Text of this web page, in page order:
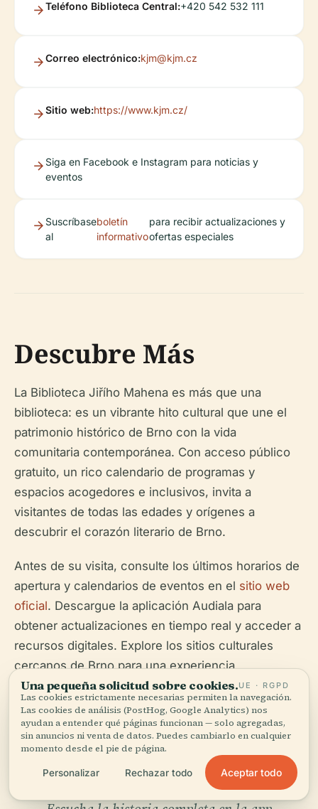
Teléfono Biblioteca Central:+420 542 532 111
Correo electrónico:kjm@kjm.cz
Sitio web:https://www.kjm.cz/
Siga en Facebook e Instagram para noticias y
eventos
Suscríbase
al
boletín
informativo
para recibir actualizaciones y
ofertas especiales
Descubre Más
La Biblioteca Jiřího Mahena es más que una
biblioteca: es un vibrante hito cultural que une el
patrimonio histórico de Brno con la vida
comunitaria contemporánea. Con acceso público
gratuito, un rico calendario de programas y
espacios acogedores e inclusivos, invita a
visitantes de todas las edades y orígenes a
descubrir el corazón literario de Brno.
Antes de su visita, consulte los últimos horarios de
apertura y calendarios de eventos en el sitio web
oficial. Descargue la aplicación Audiala para
obtener actualizaciones en tiempo real y acceder a
recursos digitales. Explore los sitios culturales
cercanos de Brno para una experiencia
verdaderamente enriquecedora.
Una pequeña solicitud sobre cookies.UE · RGPD
Las cookies estrictamente necesarias permiten la navegación.
Las cookies de análisis (PostHog, Google Analytics) nos
ayudan a entender qué páginas funcionan — solo agregadas,
sin anuncios ni venta de datos. Puedes cambiarlo en cualquier
momento desde el pie de página.
Personalizar Rechazar todo Aceptar todo